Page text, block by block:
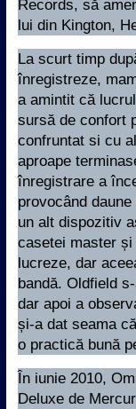
Records, să
lui din Kington,
La scurt timp
înregistreze,
a amintit că
sursă de confort
confruntat si cu
aproape
înregistrare a
provocând
un alt dispozitiv
casetei master
lucreze, dar
bandă. Oldfield
dar apoi a
și-a dat seama
o practică bună
În iunie 2010,
Deluxe de